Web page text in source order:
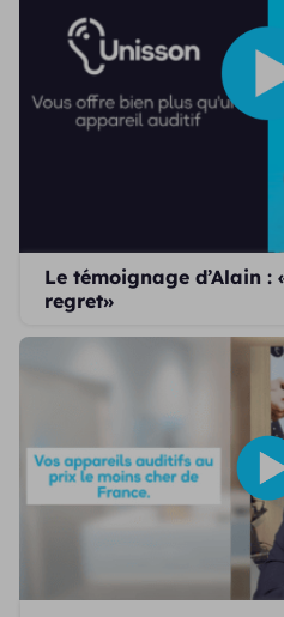
Le témoignage d’Alain :
regret»